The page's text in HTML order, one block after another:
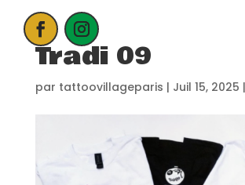
ACCUEIL
PROCHAIN
CANDIDATER
Tradi 09
par tattoovillageparis | Juil 15, 2025 |